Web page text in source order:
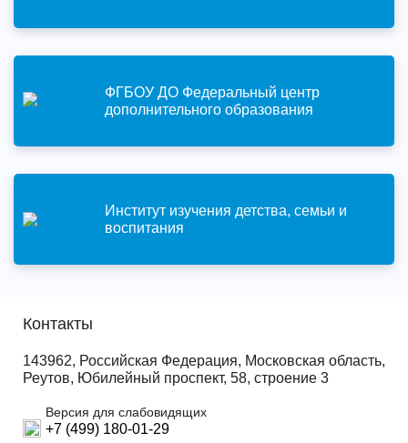
ФГБОУ ДО Федеральный центр
дополнительного образования
Институт изучения детства, семьи и
воспитания
Контакты
143962, Российская Федерация, Московская область,
Реутов, Юбилейный проспект, 58, строение 3
Версия для слабовидящих
+7 (499) 180-01-29